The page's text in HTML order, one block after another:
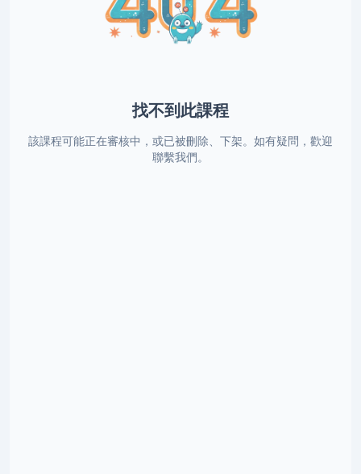
找不到此課程
該課程可能正在審核中，或已被刪除、下架。如有疑問，歡迎
聯繫我們。